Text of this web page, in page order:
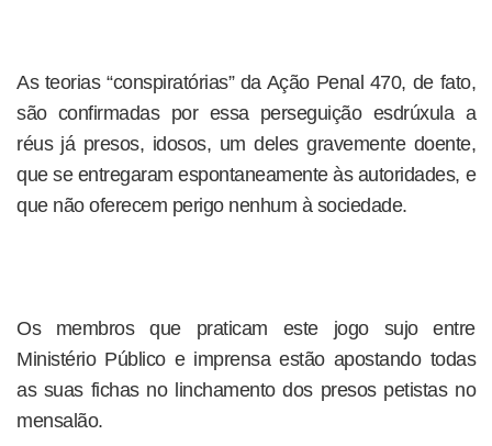
As teorias “conspiratórias” da Ação Penal 470, de fato,
são confirmadas por essa perseguição esdrúxula a
réus já presos, idosos, um deles gravemente doente,
que se entregaram espontaneamente às autoridades, e
que não oferecem perigo nenhum à sociedade.
Os membros que praticam este jogo sujo entre
Ministério Público e imprensa estão apostando todas
as suas fichas no linchamento dos presos petistas no
mensalão.